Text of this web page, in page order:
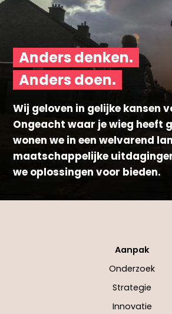
Wij geloven in gelijke kansen
Ongeacht waar je wieg heeft
wonen we in een welvarend
maatschappelijke
we oplossingen voor bieden.
Anders denken.
Anders doen.
Aanpak
Onderzoek
Strategie
Innovatie